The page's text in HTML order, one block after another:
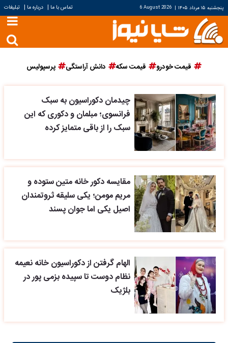
پنجشنبه ۱۵ مرداد ۱۴۰۵ |
6 August 2026 تماس با ما | درباره ما | تبلیغات
قیمت خودرو قیمت سکه دانش آراستگی پرسپولیس
چیدمان دکوراسیون به سبک
فرانسوی؛ مبلمان و دکوری که این
سبک را از باقی متمایز کرده
مقایسه دکور خانه متین ستوده و
مریم مومن؛ یکی سلیقه ثروتمندان
اصیل یکی اما جوان پسند
الهام گرفتن از دکوراسیون خانه نعیمه
نظام دوست تا سپیده بزمی پور در
بلژیک